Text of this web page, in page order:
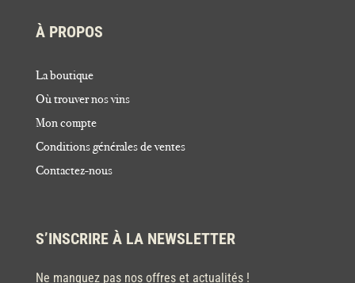
À PROPOS
La boutique
Où trouver nos vins
Mon compte
Conditions générales de ventes
Contactez-nous
S’INSCRIRE À LA NEWSLETTER
Ne manquez pas nos offres et actualités !